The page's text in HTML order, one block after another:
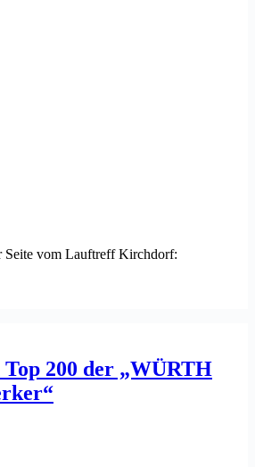
Seite vom Lauftreff Kirchdorf:
200 der „WÜRTH